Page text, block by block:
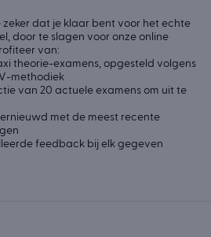
zeker dat je klaar bent voor het echte
door te slagen voor onze online
van:
theorie-examens, opgesteld volgens
methodiek
van 20 actuele examens om uit te
met de meest recente
feedback bij elk gegeven